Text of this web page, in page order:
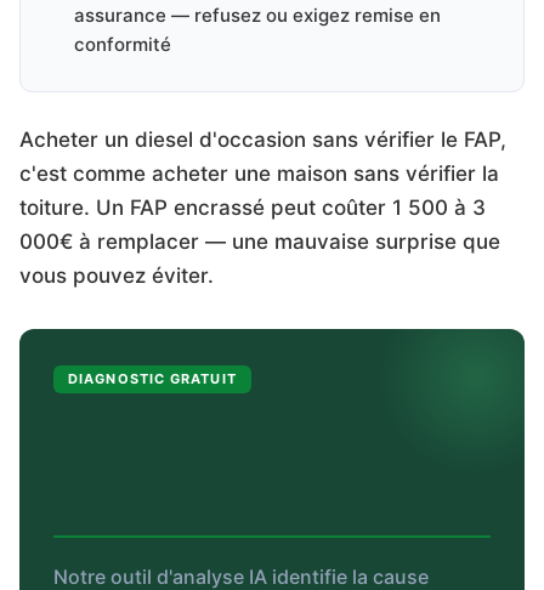
assurance — refusez ou exigez remise en
conformité
Acheter un diesel d'occasion sans vérifier le FAP,
c'est comme acheter une maison sans vérifier la
toiture. Un FAP encrassé peut coûter 1 500 à 3
000€ à remplacer — une mauvaise surprise que
vous pouvez éviter.
DIAGNOSTIC GRATUIT
Notre outil d'analyse IA identifie la cause